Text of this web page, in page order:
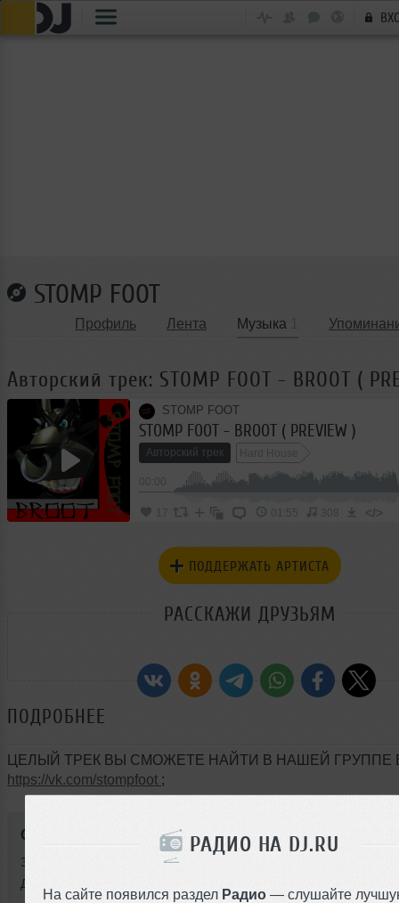
РАДИО НА DJ.RU
На сайте появился раздел Радио — слушайте
STOMP FOOT
Профиль Лента Музыка
Авторский трек: STOMP FOOT - BROOT (
STOMP FOOT
STOMP FOOT - BROOT ( PREVIEW )
Авторский трек Hard House
17 01:55 308 </>
ПОДДЕРЖАТЬ АРТИСТА
РАССКАЖИ ДРУЗЬЯМ
ПОДРОБНЕЕ
ЦЕЛЫЙ ТРЕК ВЫ СМОЖЕТЕ НАЙТИ В НАШЕЙ ГРУППЕ
https://vk.com/stompfoot ;
Стиль:
Записан: 16 марта 2017
Добавлен: 04 мая 2017, 11:45